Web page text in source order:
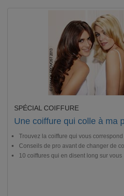
SPÉCIAL COIFFURE
Une coiffure qui colle à ma
Trouvez la coiffure qui vous correspond
Conseils de pro avant de changer de
10 coiffures qui en disent long sur vous